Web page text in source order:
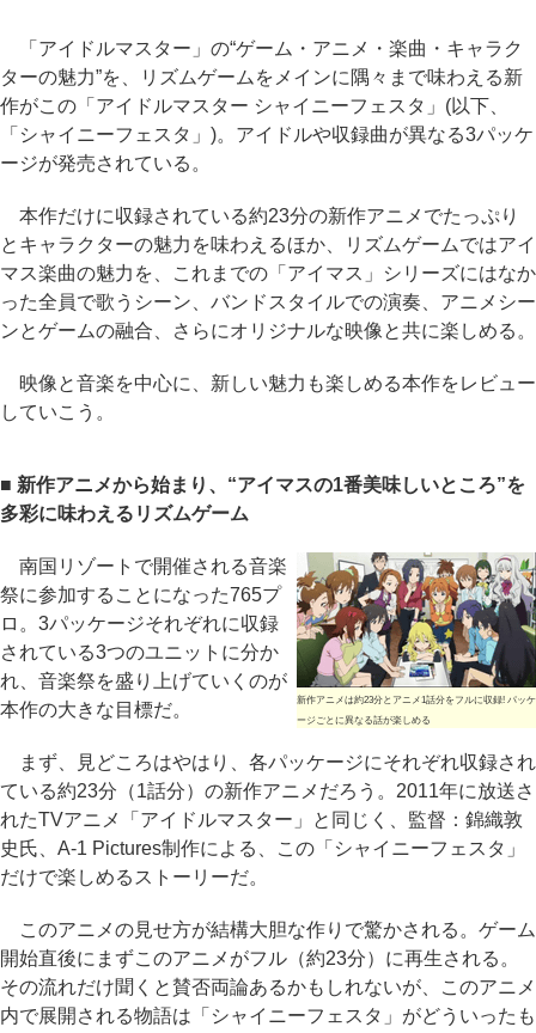
「アイドルマスター」の“ゲーム・アニメ・楽曲・キャラク
ターの魅力”を、リズムゲームをメインに隅々まで味わえる新
作がこの「アイドルマスター シャイニーフェスタ」(以下、
「シャイニーフェスタ」)。アイドルや収録曲が異なる3パッケ
ージが発売されている。
本作だけに収録されている約23分の新作アニメでたっぷり
とキャラクターの魅力を味わえるほか、リズムゲームではアイ
マス楽曲の魅力を、これまでの「アイマス」シリーズにはなか
った全員で歌うシーン、バンドスタイルでの演奏、アニメシー
ンとゲームの融合、さらにオリジナルな映像と共に楽しめる。
映像と音楽を中心に、新しい魅力も楽しめる本作をレビュー
していこう。
■ 新作アニメから始まり、“アイマスの1番美味しいところ”を
多彩に味わえるリズムゲーム
新作アニメは約23分とアニメ1話分をフルに収録! パッケ
ージごとに異なる話が楽しめる
南国リゾートで開催される音楽
祭に参加することになった765プ
ロ。3パッケージそれぞれに収録
されている3つのユニットに分か
れ、音楽祭を盛り上げていくのが
本作の大きな目標だ。
まず、見どころはやはり、各パッケージにそれぞれ収録され
ている約23分（1話分）の新作アニメだろう。2011年に放送さ
れたTVアニメ「アイドルマスター」と同じく、監督：錦織敦
史氏、A-1 Pictures制作による、この「シャイニーフェスタ」
だけで楽しめるストーリーだ。
このアニメの見せ方が結構大胆な作りで驚かされる。ゲーム
開始直後にまずこのアニメがフル（約23分）に再生される。
その流れだけ聞くと賛否両論あるかもしれないが、このアニメ
内で展開される物語は「シャイニーフェスタ」がどういったも